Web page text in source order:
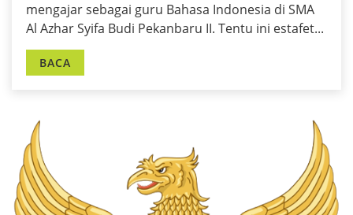
mengajar sebagai guru Bahasa Indonesia di SMA
Al Azhar Syifa Budi Pekanbaru II. Tentu ini estafet...
BACA